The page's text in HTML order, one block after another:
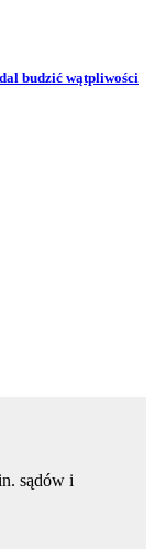
budzić wątpliwości
sądów i